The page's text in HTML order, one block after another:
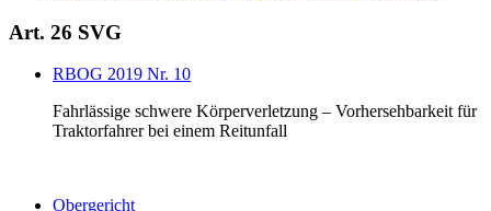
Art. 26 SVG
RBOG 2019 Nr. 10
Fahrlässige schwere Körperverletzung – Vorhersehbarkeit für
Traktorfahrer bei einem Reitunfall
Obergericht